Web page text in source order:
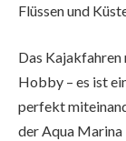
Flüssen und
Das Kajakfahren
Hobby – es ist
perfekt
der Aqua Marina